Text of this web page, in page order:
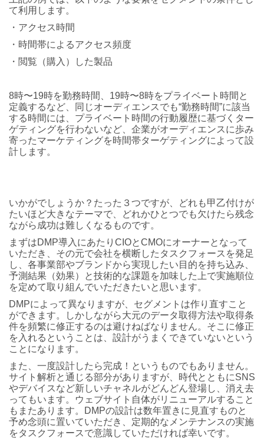
て利用します。
・アクセス時間
・時間帯によるアクセス頻度
・閲覧（購入）した製品
8時〜19時を勤務時間、19時〜8時をプライベート時間と
定義するなど、同じオーディエンスでも“勤務時間”に該当
する時間には、プライベート時間の行動履歴に基づくター
ゲティングを行わないなど、企業がオーディエンスに歩み
寄ったマーケティングを時間帯ターゲティングによって設
計します。
いかがでしょうか？たった３つですが、どれも甲乙付けが
たいほど大きなテーマで、どれかひとつでも欠けたら残念
ながら成功は難しくなるものです。
まずはDMP導入にあたりCIOとCMOにオーナーとなって
いただき、その元で会社を横断したタスクフォースを発足
し、各事業部やブランドから実現したい目的を持ち込み、
予測結果（効果）と技術的な課題を加味した上で実施順位
を定めて取り組んでいただきたいと思います。
DMPによって異なりますが、セグメントは作り直すこと
ができます。しかしながら大元のデータ取得方法や取得条
件を頻繁に修正するのは避けねばなりません。そこに修正
を入れるということは、設計がうまくできていないという
ことになります。
また、一度設計したら完成！というものでもありません。
サイト解析と通じる部分がありますが、時代とともにSNS
やデバイスなど新しいチャネルがどんどん登場し、消え去
ってもいます。ウェブサイト自体がリニューアルすること
もまたあります。DMPの設計は数年置きに見直すものと
予め念頭に置いていただき、定期的なメンテナンスの実施
をタスクフォースで意識していただければ幸いです。